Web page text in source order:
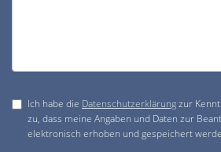
Ich habe die Datenschutzerklärungzur
zu, dass meine Angaben und Daten zur
elektronisch erhoben und gespeichert